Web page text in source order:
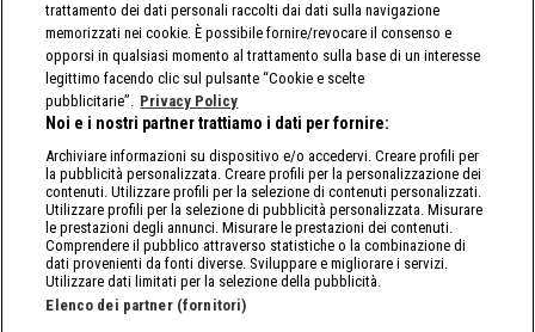
trattamento dei dati personali raccolti dai dati sulla navigazione
memorizzati nei cookie. È possibile fornire/revocare il consenso e
opporsi in qualsiasi momento al trattamento sulla base di un interesse
legittimo facendo clic sul pulsante “Cookie e scelte
pubblicitarie”. Privacy Policy
Noi e i nostri partner trattiamo i dati per fornire:
Archiviare informazioni su dispositivo e/o accedervi. Creare profili per
la pubblicità personalizzata. Creare profili per la personalizzazione dei
contenuti. Utilizzare profili per la selezione di contenuti personalizzati.
Utilizzare profili per la selezione di pubblicità personalizzata. Misurare
le prestazioni degli annunci. Misurare le prestazioni dei contenuti.
Comprendere il pubblico attraverso statistiche o la combinazione di
dati provenienti da fonti diverse. Sviluppare e migliorare i servizi.
Utilizzare dati limitati per la selezione della pubblicità.
Elenco dei partner (fornitori)